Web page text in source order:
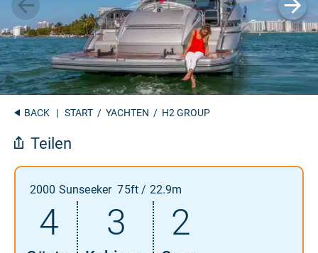
BACK | START / YACHTEN / H2 GROUP
Teilen